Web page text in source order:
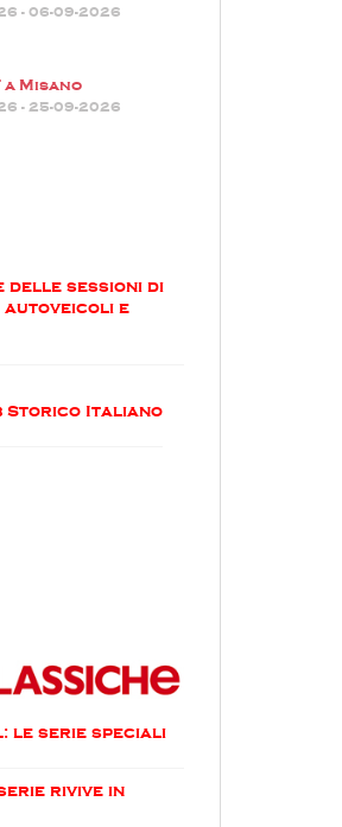
- 06-09-2026
a Misano
- 25-09-2026
delle sessioni di
autoveicoli e
Storico Italiano
le serie speciali
rivive in